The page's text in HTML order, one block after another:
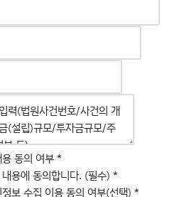
동의 여부*
용에 동의합니다. (필수) *
보 수집 이용 동의 여부(선택) *